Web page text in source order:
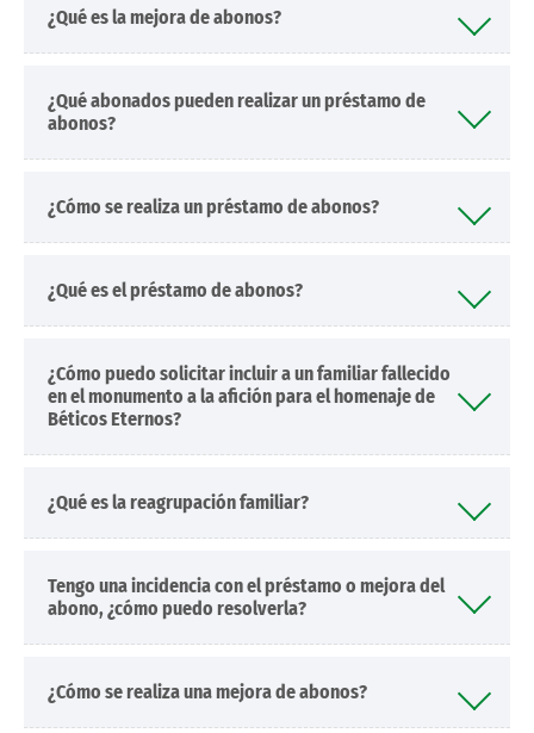
¿Qué es la mejora de abonos?
¿Qué abonados pueden realizar un préstamo de
abonos?
¿Cómo se realiza un préstamo de abonos?
¿Qué es el préstamo de abonos?
¿Cómo puedo solicitar incluir a un familiar fallecido
en el monumento a la afición para el homenaje de
Béticos Eternos?
¿Qué es la reagrupación familiar?
Tengo una incidencia con el préstamo o mejora del
abono, ¿cómo puedo resolverla?
¿Cómo se realiza una mejora de abonos?